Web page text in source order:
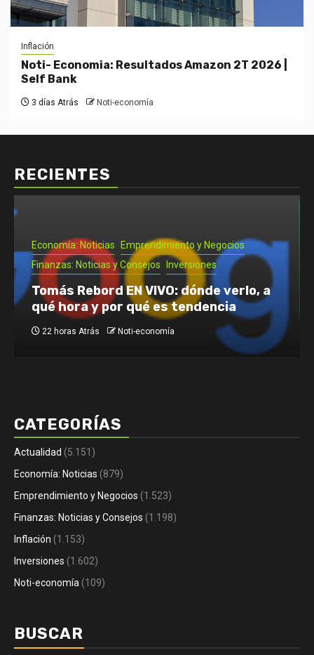
Inflación
Noti- Economia: Resultados Amazon 2T 2026 |
Self Bank
3 días Atrás Noti-economía
RECIENTES
Economía: Noticias
Emprendimiento y Negocios
Finanzas: Noticias y Consejos
Inversiones
Tomás Rebord EN VIVO: dónde verlo, a
qué hora y por qué es tendencia
22 horas Atrás Noti-economía
CATEGORÍAS
Actualidad (5.151)
Economía: Noticias (879)
Emprendimiento y Negocios (1.523)
Finanzas: Noticias y Consejos (1.198)
Inflación (1.153)
Inversiones (1.602)
Noti-economía (109)
BUSCAR